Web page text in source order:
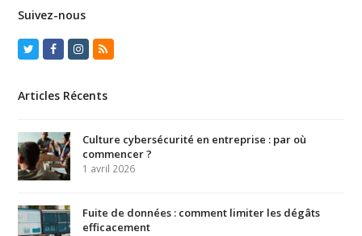
Suivez-nous
TwitterFacebook
Instagram
RSS
Articles Récents
Culture cybersécurité en entreprise : par où
commencer ?
1 avril 2026
Fuite de données : comment limiter les dégâts
efficacement